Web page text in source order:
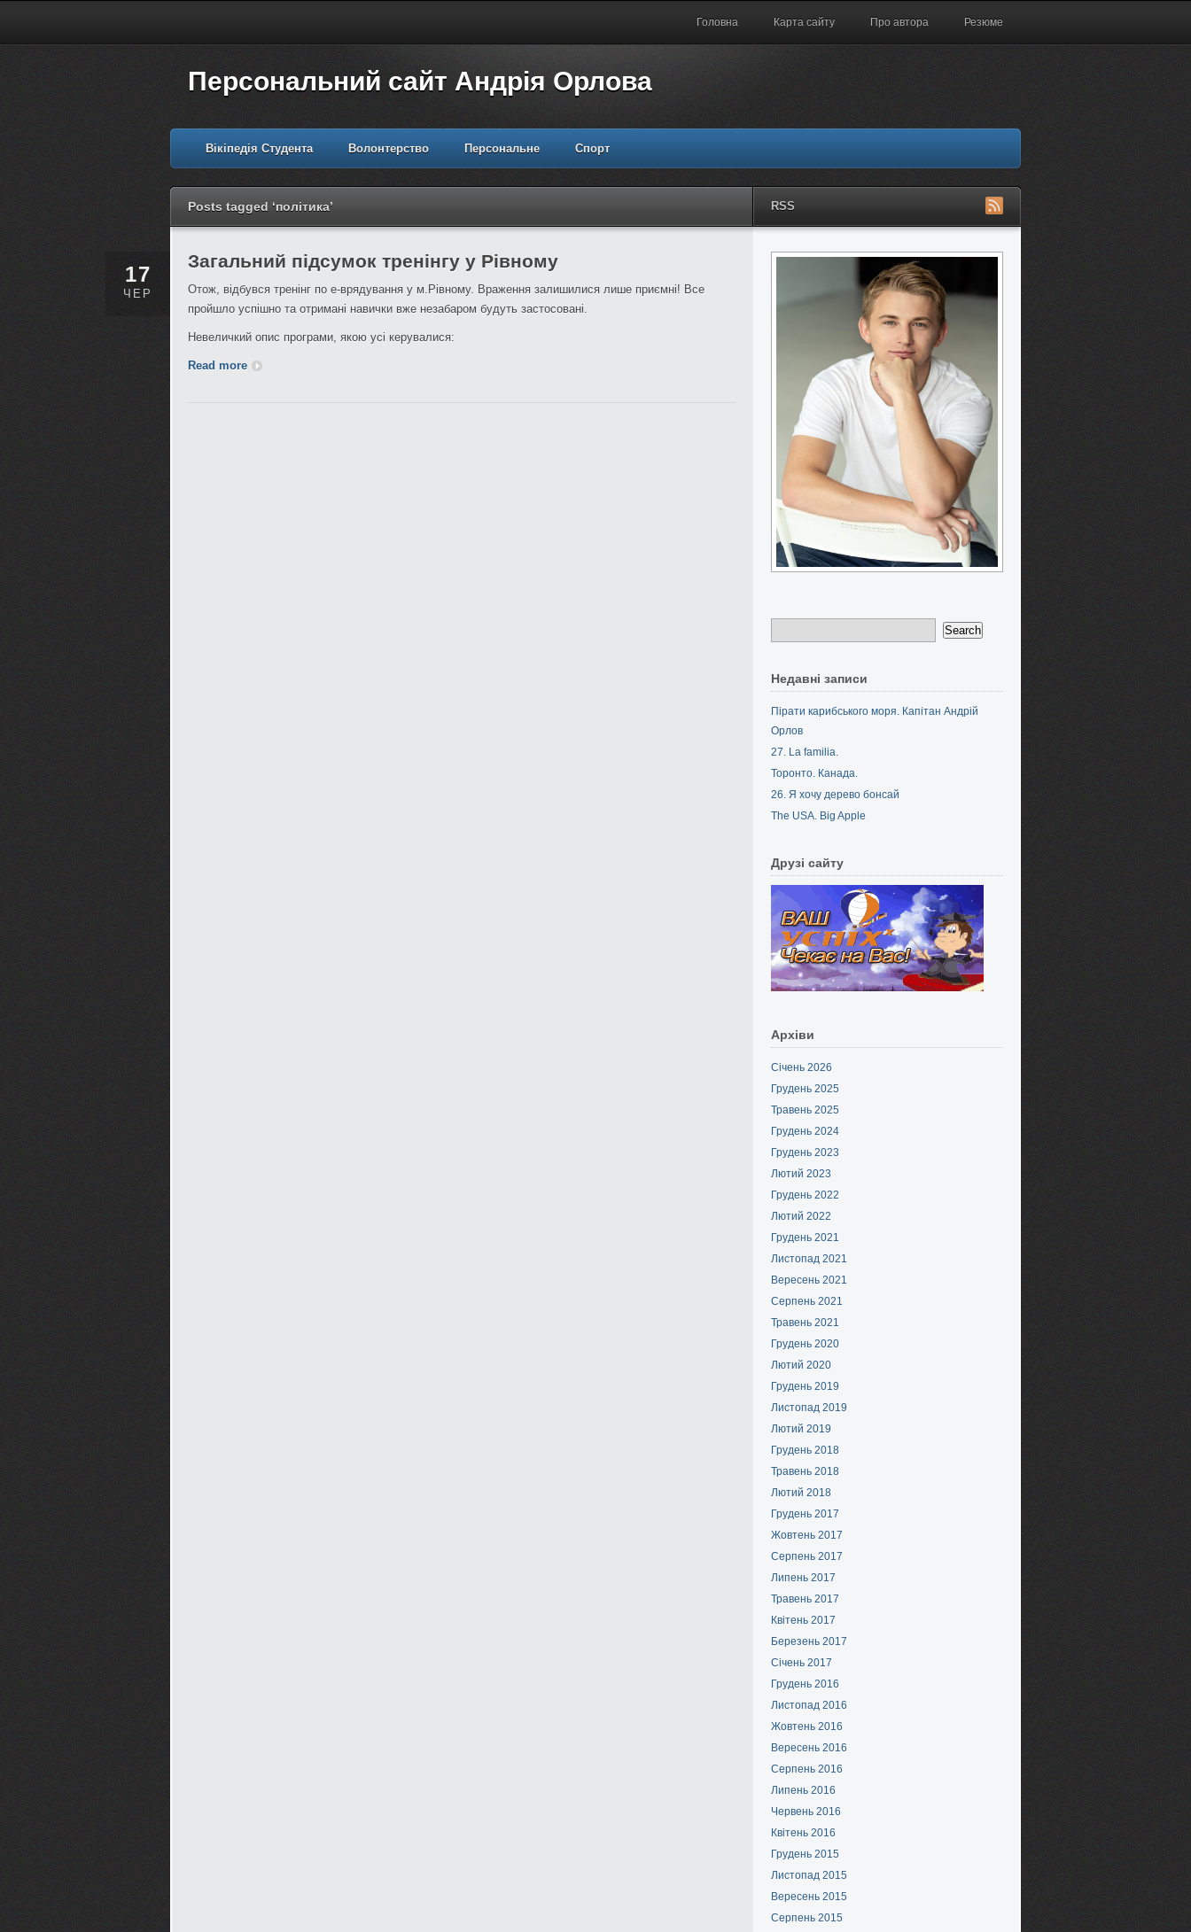
Головна Карта сайту Про автора Резюме
Персональний сайт Андрія Орлова
Вікіпедія Студента Волонтерство Персональне Спорт
Posts tagged ‘політика’ RSS
17
ЧЕР
Загальний підсумок тренінгу у Рівному
Отож, відбувся тренінг по е-врядування у м.Рівному. Враження залишилися лише приємні! Все
пройшло успішно та отримані навички вже незабаром будуть застосовані.
Невеличкий опис програми, якою усі керувалися:
Read more
Недавні записи
Пірати карибського моря. Капітан Андрій
Орлов
27. La familia.
Торонто. Канада.
26. Я хочу дерево бонсай
The USA. Big Apple
Друзі сайту
Архіви
Січень 2026
Грудень 2025
Травень 2025
Грудень 2024
Грудень 2023
Лютий 2023
Грудень 2022
Лютий 2022
Грудень 2021
Листопад 2021
Вересень 2021
Серпень 2021
Травень 2021
Грудень 2020
Лютий 2020
Грудень 2019
Листопад 2019
Лютий 2019
Грудень 2018
Травень 2018
Лютий 2018
Грудень 2017
Жовтень 2017
Серпень 2017
Липень 2017
Травень 2017
Квітень 2017
Березень 2017
Січень 2017
Грудень 2016
Листопад 2016
Жовтень 2016
Вересень 2016
Серпень 2016
Липень 2016
Червень 2016
Квітень 2016
Грудень 2015
Листопад 2015
Вересень 2015
Серпень 2015